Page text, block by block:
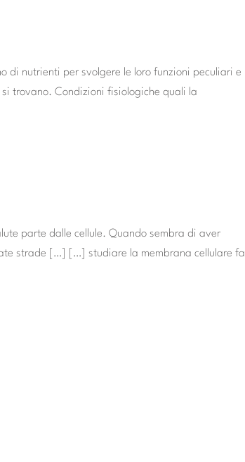
di nutrienti per svolgere le loro funzioni peculiari e
trovano. Condizioni fisiologiche quali la
parte dalle cellule. Quando sembra di aver
strade […] […] studiare la membrana cellulare fa